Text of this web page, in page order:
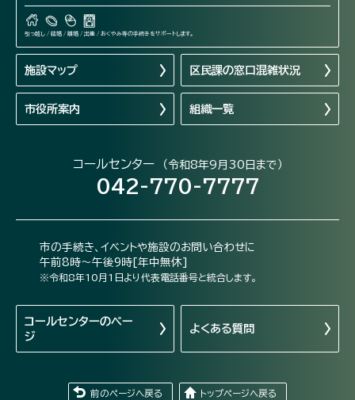
引っ越し / 結婚 / 離婚 / 出産 / おくやみ等の手続きをサポートします。
施設マップ 区民課の窓口混雑状況
市役所案内 組織一覧
コールセンター （令和8年9月30日まで）
042-770-7777
市の手続き、イベントや施設のお問い合わせに
午前8時～午後9時[年中無休]
※令和8年10月1日より代表電話番号と統合します。
コールセンターのペー
ジ
よくある質問
前のページへ戻る トップページへ戻る